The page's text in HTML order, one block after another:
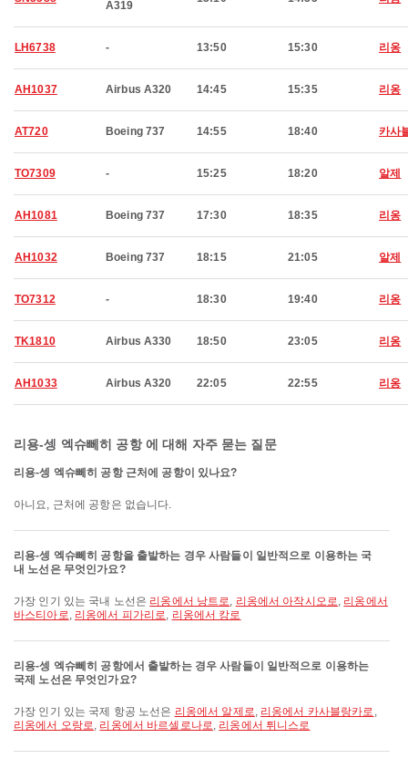
A319
LH6738 - 13:50 15:30 리옹
AH1037 Airbus A320 14:45 15:35 리옹
AT720 Boeing 737 14:55 18:40 카사
TO7309 - 15:25 18:20 알제
AH1081 Boeing 737 17:30 18:35 리옹
AH1032 Boeing 737 18:15 21:05 알제
TO7312 - 18:30 19:40 리옹
TK1810 Airbus A330 18:50 23:05 리옹
AH1033 Airbus A320 22:05 22:55 리옹
리용-셍 엑슈뻬히 공항 에 대해 자주 묻는 질문
리용-셍 엑슈뻬히 공항 근처에 공항이 있나요?
아니요, 근처에 공항은 없습니다.
리용-셍 엑슈뻬히 공항을 출발하는 경우 사람들이 일반적으로 이용하는 국
내 노선은 무엇인가요?
가장 인기 있는 국내 노선은 리옹에서 낭트로, 리옹에서 아작시오로, 리옹에서
바스티아로, 리옹에서 피가리로, 리옹에서 캉로
리용-셍 엑슈뻬히 공항에서 출발하는 경우 사람들이 일반적으로 이용하는
국제 노선은 무엇인가요?
가장 인기 있는 국제 항공 노선은 리옹에서 알제로, 리옹에서 카사블랑카로 ,
리옹에서 오랑로, 리옹에서 바르셀로나로, 리옹에서 튀니스로